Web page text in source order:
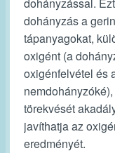
dohányzással.
dohányzás a
tápanyagokat,
oxigént (a
oxigénfelvétel és
törekvését
javíthatja az
eredményét.